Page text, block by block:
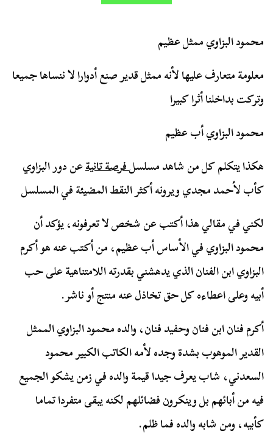
محمود البزاوي ممثل عظيم
معلومة متعارف عليها لأنه ممثل قدير صنع أدوارا لا ننساها جميعا
وتركت بداخلنا أثرا كبيرا
محمود البزاوي أب عظيم
هكذا يتكلم كل من شاهد مسلسلفرصة تانيةعن دور البزاوي
كأب لأحمد مجدي ويرونه أكثر النقط المضيئة في المسلسل
لكني في مقالي هذا أكتب عن شخص لا تعرفونه، يؤكد أن
محمود البزاوي في الأساس أب عظيم، من أكتب عنه هو أكرم
البزاوي ابن الفنان الذي يدهشني بقدرته اللامتناهية على حب
أبيه وعلى اعطاءه كل حق تخاذل عنه منتج أو ناشر.
أكرم فنان ابن فنان وحفيد فنان، والده محمود البزاوي الممثل
القدير الموهوب بشدة وجده لأمه الكاتب الكبير محمود
السعدني، شاب يعرف جيدا قيمة والده في زمن يشكو الجميع
فيه من أبائهم بل وينكرون فضائلهم لكنه يبقى متفردا تماما
كأبيه، ومن شابه والده فما ظلم.